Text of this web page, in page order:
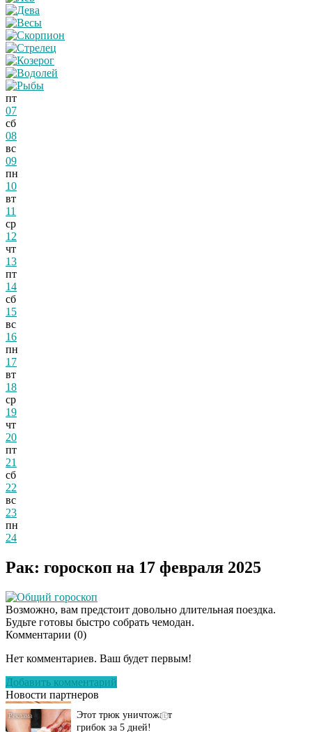
пт
07
сб
08
вс
09
пн
10
вт
11
ср
12
чт
13
пт
14
сб
15
вс
16
пн
17
вт
18
ср
19
чт
20
пт
21
сб
22
вс
23
пн
24
Рак: гороскоп на 17 февраля 2025
Общий гороскоп
Возможно, вам предстоит довольно длительная поездка.
Будьте готовы быстро собрать чемодан.
Комментарии (0)
Нет комментариев. Ваш будет первым!
Добавить комментарий
Новости партнеров
Даже самый
исчезнет с корнем,
грибок за 5 дней!